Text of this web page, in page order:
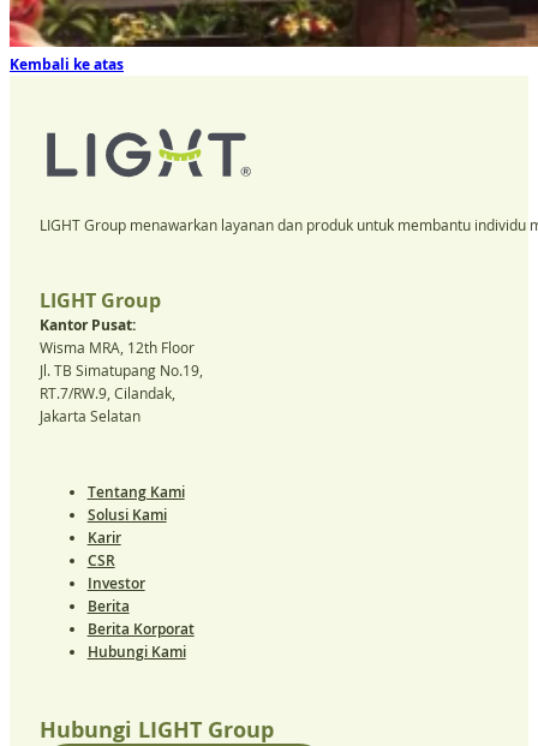
Kembali ke atas
LIGHT Group menawarkan layanan dan produk untuk membantu
LIGHT Group
Kantor Pusat:
Wisma MRA, 12th Floor
Jl. TB Simatupang No.19,
RT.7/RW.9, Cilandak,
Jakarta Selatan
Tentang Kami
Solusi Kami
Karir
CSR
Investor
Berita
Berita Korporat
Hubungi Kami
Hubungi LIGHT Group